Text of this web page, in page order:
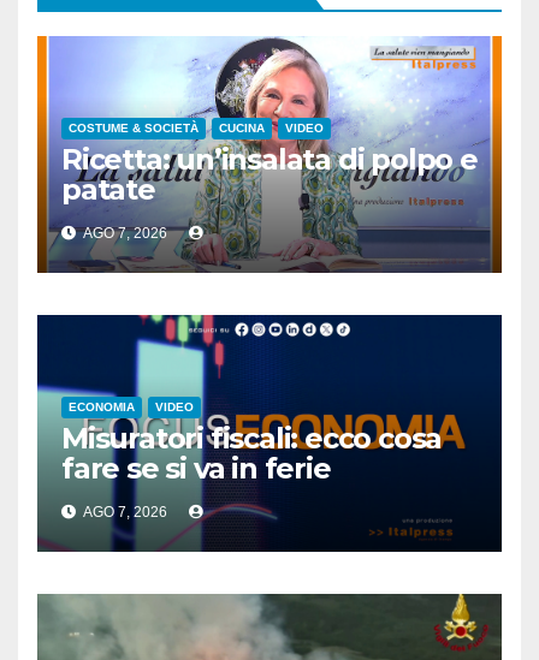
COSTUME & SOCIETÀ CUCINA VIDEO
Ricetta: un’insalata di polpo e
patate
AGO 7, 2026
ECONOMIA VIDEO
Misuratori fiscali: ecco cosa
fare se si va in ferie
AGO 7, 2026